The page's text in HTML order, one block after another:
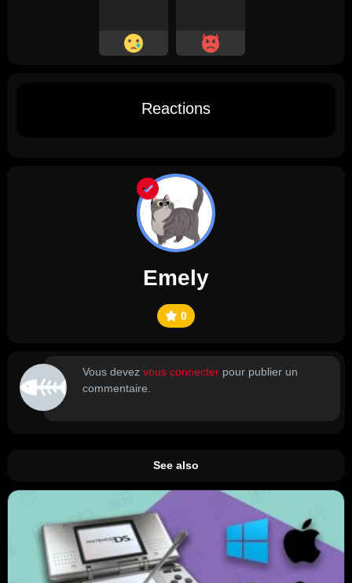
Reactions
Emely
0
Vous devez vous connecterpour publier un
commentaire.
See also